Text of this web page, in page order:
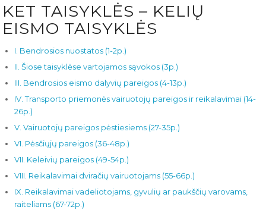
KET TAISYKLĖS – KELIŲ
EISMO TAISYKLĖS
I. Bendrosios nuostatos (1-2p.)
II. Šiose taisyklėse vartojamos sąvokos (3p.)
III. Bendrosios eismo dalyvių pareigos (4-13p.)
IV. Transporto priemonės vairuotojų pareigos ir reikalavimai (14-
26p.)
V. Vairuotojų pareigos pėstiesiems (27-35p.)
VI. Pėsčiųjų pareigos (36-48p.)
VII. Keleivių pareigos (49-54p.)
VIII. Reikalavimai dviračių vairuotojams (55-66p.)
IX. Reikalavimai vadeliotojams, gyvulių ar paukščių varovams,
raiteliams (67-72p.)